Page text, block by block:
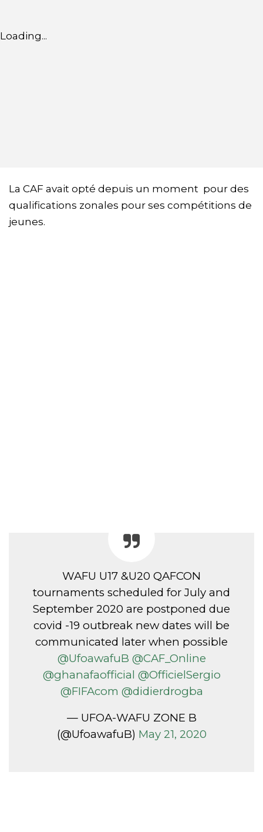
Loading...
La CAF avait opté depuis un moment pour des
qualifications zonales pour ses compétitions de
jeunes.
WAFU U17 &U20 QAFCON
tournaments scheduled for July and
September 2020 are postponed due
covid -19 outbreak new dates will be
communicated later when possible
@UfoawafuB @CAF_Online
@ghanafaofficial @OfficielSergio
@FIFAcom @didierdrogba
— UFOA-WAFU ZONE B
(@UfoawafuB) May 21, 2020